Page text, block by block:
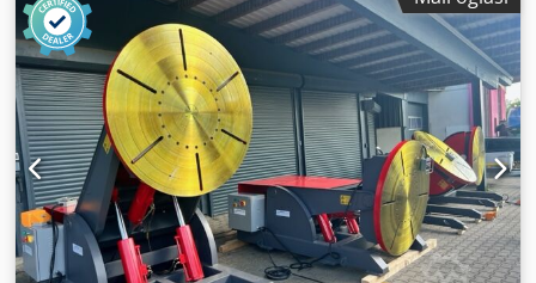
položaju cca 999 mm, maksimalno 2218 mm - minimalna
visina stola u nagnutom položaju do sredine cca 818 mm,
maksimalno 1673 mm - kružna ploča motorizirano
rotirajuća i zakretna ili nagibna - rotacija elektronički
beskonačno podesiva - rotacija udesno i ulijevo - prijenos
struje za zavarivanje cca 1400 A - maksimalni zakretni
moment 9000 Nm - kut nagiba 135° - pogon 400 V -
priključna snaga 3 x 400 V - ručni daljinski upravljač za
smjer rotacije te zakretanje i nagibanje - dimenzije cca D
2620 x Š 1490 mm - težina cca 3500 kg